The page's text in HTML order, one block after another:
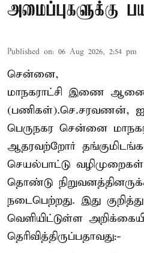
அமைப்புகளுக்கு
Published on: 06 Aug 2026, 2:54 pm
சென்னை,
மாநகராட்சி இணை
(பணிகள்).செ.சரவணன்,
பெருநகர சென்னை
ஆதரவற்றோர்
செயல்பாட்டு
தொண்டு
நடைபெற்றது. இது
வெளியிட்டுள்ள
தெரிவித்திருப்பதாவது:-